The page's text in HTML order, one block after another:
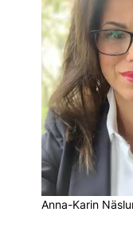
Anna-Karin